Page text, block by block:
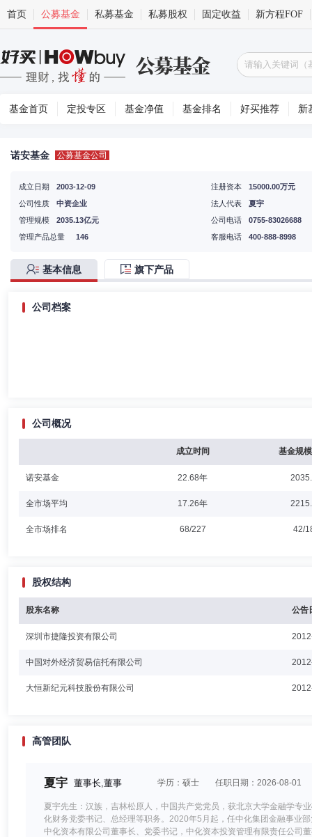
首页 公募基金 私募基金 私募股权 固定收益 新方程FOF
基金首页 定投专区 基金净值 基金排名 好买推荐 新
诺安基金 公募基金公司
成立日期
2003-12-09
公司性质
中资企业
注册资本
15000.00万元
法人代表
夏宇
管理规模
2035.13亿元
管理产品总量
146
公司电话
0755-83026688
客服电话
400-888-8998
基本信息 旗下产品
公司档案
公司概况
成立时间 基金规
诺安基金 22.68年
全市场平均 17.26年
全市场排名 68/227 42/
股权结构
股东名称 公告
深圳市捷隆投资有限公司
中国对外经济贸易信托有限公司
大恒新纪元科技股份有限公司
高管团队
夏宇 董事长,董事 学历：硕士 任职日期：2026-08-01
夏宇先生：汉族，吉林松原人，中国共产党党员，获北京大学金融学专
化财务党委书记、总经理等职务。2020年5月起，任中化集团金融事业
中化资本有限公司董事长、党委书记，中化资本投资管理有限责任公司